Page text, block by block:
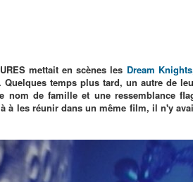
mettait en scènes les Dream Knights
temps plus tard, un autre de
nom de famille et une ressemblance
à les réunir dans un même film, il n'y